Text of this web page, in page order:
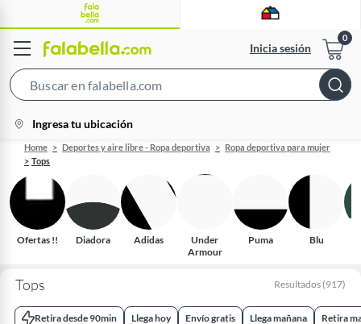
Inicia sesión
Bar
location-
icon
Ingresa tu ubicación
Home Deportes y aire libre - Ropa deportiva
Ropa deportiva para mujer
Tops
Ofertas !! Diadora Adidas
Under
Armour
Puma Blu
Tops Resultados (917)
Retira desde 90min Llega hoy Envío gratis Llega mañana Retira